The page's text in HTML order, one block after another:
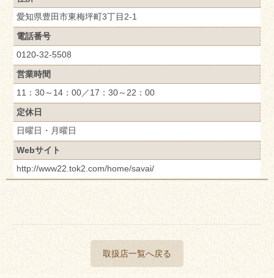
愛知県豊田市東梅坪町3丁目2-1
電話番号
0120-32-5508
営業時間
11：30～14：00／17：30～22：00
定休日
日曜日・月曜日
Webサイト
http://www22.tok2.com/home/savai/
取扱店一覧へ戻る